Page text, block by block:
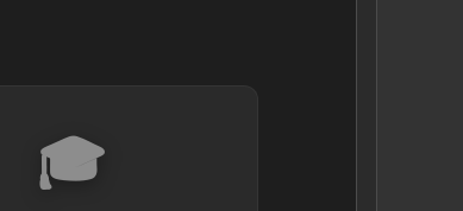
🎓